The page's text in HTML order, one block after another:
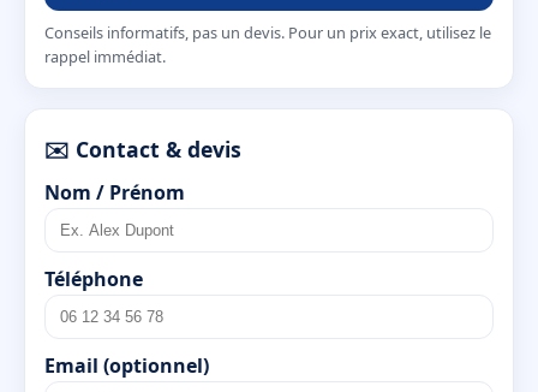
Conseils informatifs, pas un devis. Pour un prix exact, utilisez le
rappel immédiat.
✉️ Contact & devis
Nom / Prénom
Téléphone
Email (optionnel)